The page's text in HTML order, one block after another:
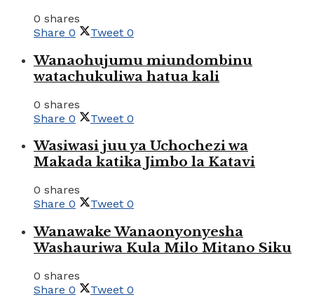
0 shares
Share 0 Tweet 0
Wanaohujumu miundombinu
watachukuliwa hatua kali
0 shares
Share 0 Tweet 0
Wasiwasi juu ya Uchochezi wa
Makada katika Jimbo la Katavi
0 shares
Share 0 Tweet 0
Wanawake Wanaonyonyesha
Washauriwa Kula Milo Mitano Siku
0 shares
Share 0 Tweet 0